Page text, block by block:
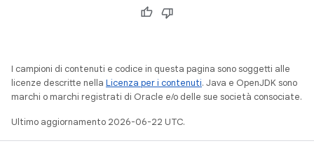
I campioni di contenuti e codice in questa pagina sono soggetti alle
licenze descritte nella Licenza per i contenuti. Java e OpenJDK sono
marchi o marchi registrati di Oracle e/o delle sue società consociate.
Ultimo aggiornamento 2026-06-22 UTC.